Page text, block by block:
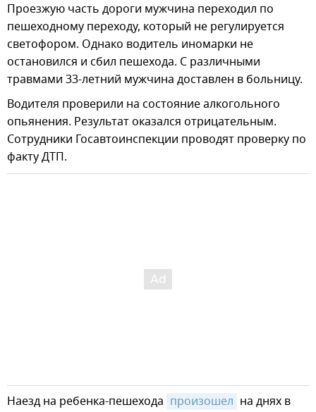
Проезжую часть дороги мужчина переходил по
пешеходному переходу, который не регулируется
светофором. Однако водитель иномарки не
остановился и сбил пешехода. С различными
травмами 33-летний мужчина доставлен в больницу.
Водителя проверили на состояние алкогольного
опьянения. Результат оказался отрицательным.
Сотрудники Госавтоинспекции проводят проверку по
факту ДТП.
Наезд на ребенка-пешехода произошел на днях в